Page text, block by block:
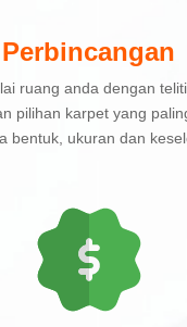
Perbincangan
ruang anda dengan
pilihan karpet yang
bentuk, ukuran dan